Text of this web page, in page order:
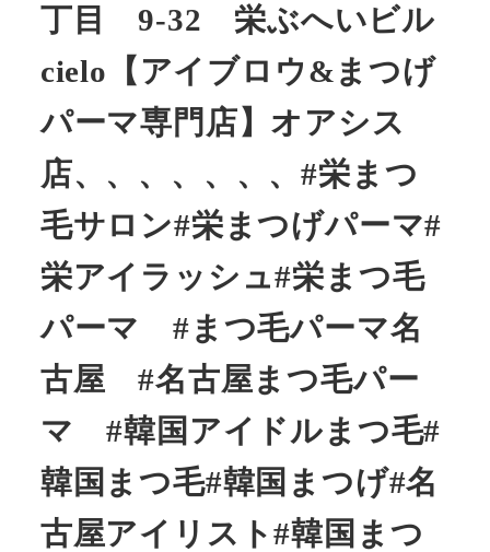
丁目 9-32 栄ぶへいビル
cielo【アイブロウ&まつげ
パーマ専門店】オアシス
店、、、、、、、#栄まつ
毛サロン#栄まつげパーマ#
栄アイラッシュ#栄まつ毛
パーマ #まつ毛パーマ名
古屋 #名古屋まつ毛パー
マ #韓国アイドルまつ毛#
韓国まつ毛#韓国まつげ#名
古屋アイリスト#韓国まつ